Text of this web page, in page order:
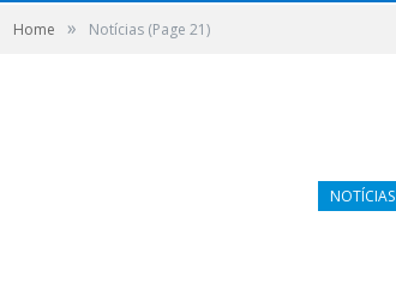
Home » Notícias (Page 21)
NOTÍCIAS